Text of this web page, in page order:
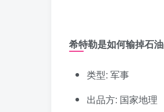
希特勒是如何输掉石
类型: 军事
出品方: 国家地理